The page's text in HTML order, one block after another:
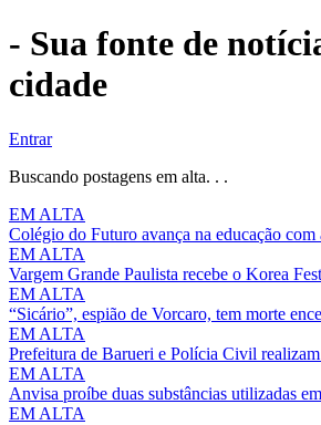
- Sua fonte de
cidade
Entrar
Buscando postagens em alta. . .
EM ALTA
Colégio do Futuro avança na educação com
EM ALTA
Vargem Grande Paulista recebe o Korea
EM ALTA
“Sicário”, espião de Vorcaro, tem morte
EM ALTA
Prefeitura de Barueri e Polícia Civil
EM ALTA
Anvisa proíbe duas substâncias utilizadas
EM ALTA